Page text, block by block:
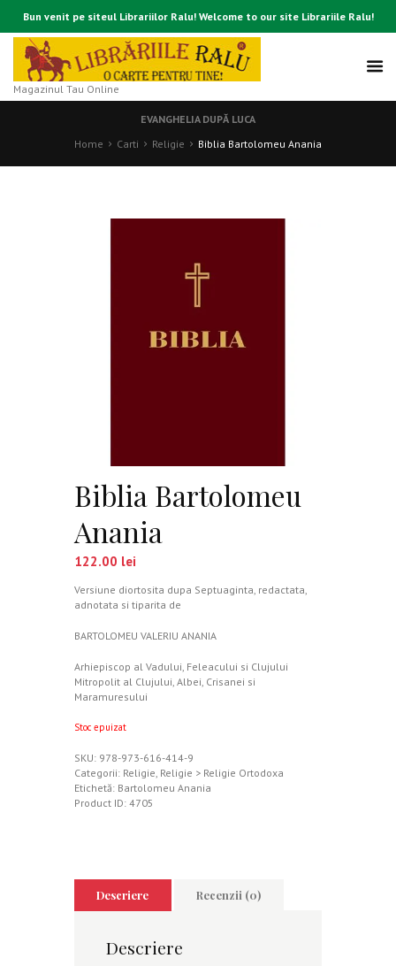
Bun venit pe siteul Librariilor Ralu! Welcome to our site Librariile Ralu!
Magazinul Tau Online
EVANGHELIA DUPĂ LUCA
Home
Carti Religie Biblia Bartolomeu Anania
Biblia Bartolomeu
Anania
122.00 lei
Versiune diortosita dupa Septuaginta, redactata,
adnotata si tiparita de
BARTOLOMEU VALERIU ANANIA
Arhiepiscop al Vadului, Feleacului si Clujului
Mitropolit al Clujului, Albei, Crisanei si
Maramuresului
Stoc epuizat
SKU: 978-973-616-414-9
Categorii: Religie Religie > Religie Ortodoxa
Etichetă: Bartolomeu Anania
Product ID: 4705
Descriere Recenzii (0)
Descriere